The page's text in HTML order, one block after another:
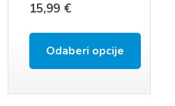
15,99 €
Odaberi opcije